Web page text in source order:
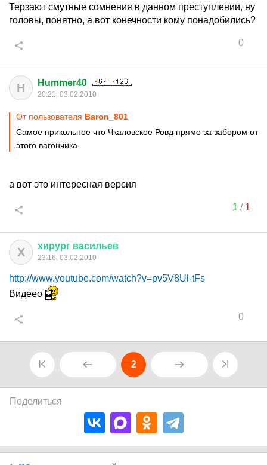
Терзают смутные сомнения в данном преступлении, ну
головы, понятно, а вот конечности кому понадобились?
0
H Hummer40
20:21, 03.02.2010
От пользователя Baron_801
Самое прикольное что Чкаловское Ровд прямо за забором от
этого вагончика
а вот это интересная версия
1 / 1
Х хирург васильев
23:16, 03.02.2010
http://www.youtube.com/watch?v=pv5V8Ul-tFs
Видеео
0
2
Поделиться